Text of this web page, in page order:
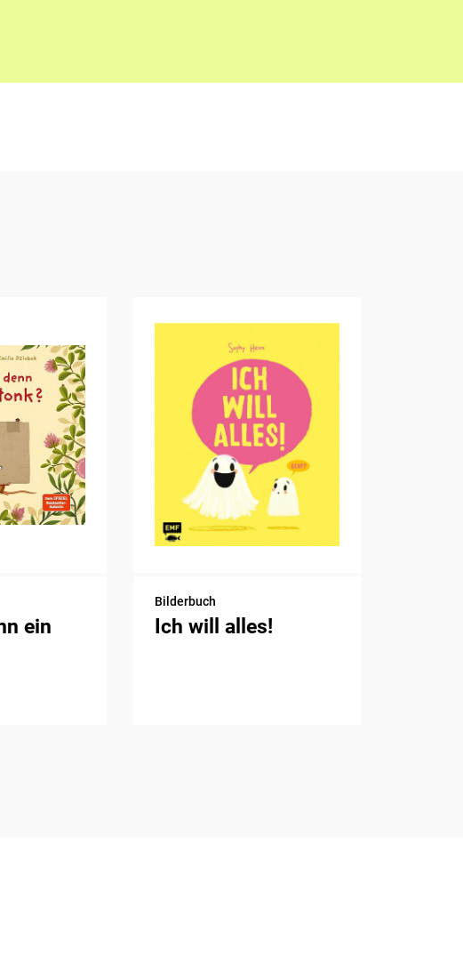
ein
Bilderbuch
Ich will alles!